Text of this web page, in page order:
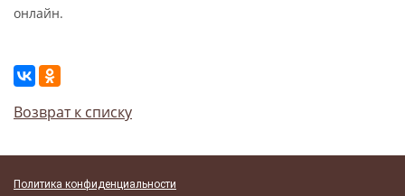
онлайн.
Возврат к списку
Политика конфиденциальности